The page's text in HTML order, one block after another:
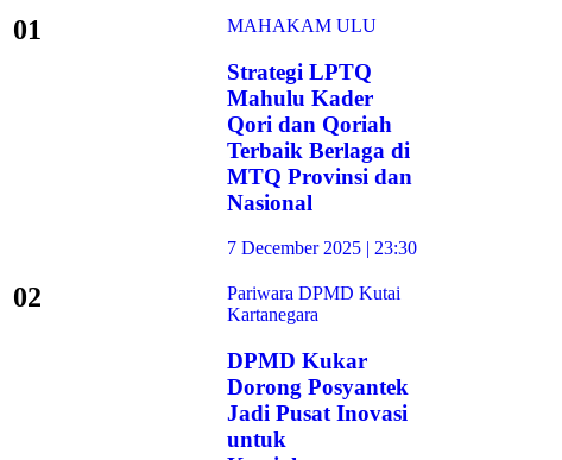
01 MAHAKAM ULU
Strategi LPTQ
Mahulu Kader
Qori dan Qoriah
Terbaik Berlaga di
MTQ Provinsi dan
Nasional
7 December 2025 | 23:30
02
Pariwara DPMD Kutai
Kartanegara
DPMD Kukar
Dorong Posyantek
Jadi Pusat Inovasi
untuk